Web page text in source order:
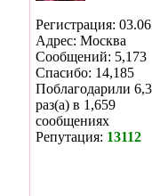
Регистрация:
Адрес: Москва
Сообщений: 5,173
Спасибо: 14,185
Поблагодарили
раз(а) в 1,659
сообщениях
Репутация: 13112